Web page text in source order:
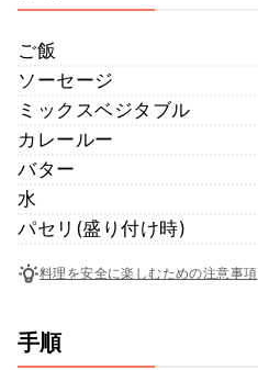
ご飯
ソーセージ
ミックスベジタブル
カレールー
バター
水
パセリ(盛り付け時)
料理を安全に楽しむための注意事項
手順